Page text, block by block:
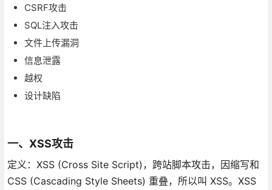
CSRF攻击
SQL注入攻击
文件上传漏洞
信息泄露
越权
设计缺陷
一、XSS攻击
定义：XSS (Cross Site Script)，跨站脚本攻击，因缩写和
CSS (Cascading Style Sheets) 重叠，所以叫 XSS。XSS